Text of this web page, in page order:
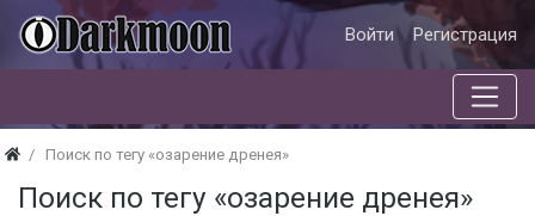
Войти Регистрация
Поиск по тегу «озарение дренея»
Поиск по тегу «озарение дренея»